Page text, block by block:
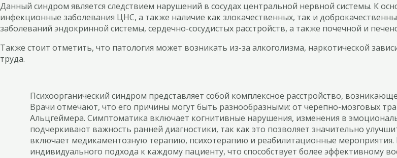
Данный синдром является следствием нарушений в сосудах центральной нервной системы. К
инфекционные заболевания ЦНС, а также наличие как злокачественных, так и
заболеваний эндокринной системы, сердечно-сосудистых расстройств, а также почечной и
Также стоит отметить, что патология может возникать из-за алкоголизма, наркотической
труда.
Психоорганический синдром представляет собой комплексное расстройство,
Врачи отмечают, что его причины могут быть разнообразными: от черепно-мозговых
Альцгеймера. Симптоматика включает когнитивные нарушения, изменения в
подчеркивают важность ранней диагностики, так как это позволяет значительно
включает медикаментозную терапию, психотерапию и реабилитационные
индивидуального подхода к каждому пациенту, что способствует более эффективному